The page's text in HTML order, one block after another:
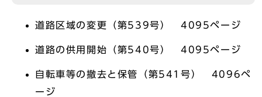
道路区域の変更（第539号） 4095ページ
道路の供用開始（第540号） 4095ページ
自転車等の撤去と保管（第541号） 4096ペ
ージ